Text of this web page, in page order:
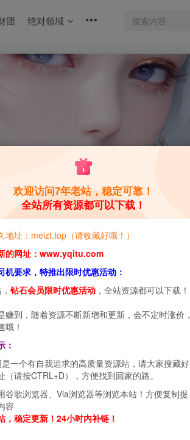
团 绝对领域
欢迎访问7年老站，稳定可靠！
全站所有资源都可以下载！
地址：meizt.top（请收藏好哦！）
的网址：www.yqitu.com
机要求，特推出限时优惠活动：
钻石会员限时优惠活动 ，全站资源都可以下载！
赚到，随着资源不断新增和更新，会不定时涨价，
哦！
：
一个有自我追求的高质量资源站，请大家搜藏好
（请按CTRL+D），方便找到回家的路。
谷歌浏览器、Via浏览器等浏览本站！方便复制提
容
，稳定更新！24小时内补链！